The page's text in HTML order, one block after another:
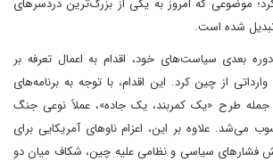
کرد؛ موضوعی که امروز به یکی از بزرگ‌ترین دردسرهای
شده است.
بعدی سیاست‌های خود، اقدام به اعمال تعرفه بر
وارداتی از چین کرد. این اقدام، با توجه به برنامه‌های
جمله طرح «یک کمربند، یک جاده»، عملاً نوعی جنگ
می‌شد. علاوه بر این، اعزام ناوهای آمریکایی برای
فشارهای سیاسی و نظامی علیه چین، شکاف میان دو